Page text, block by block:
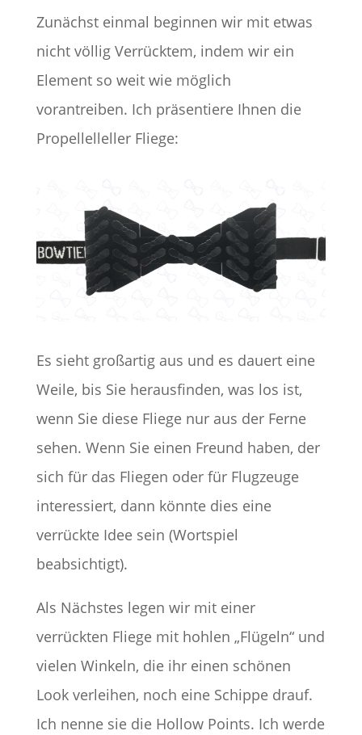
Zunächst einmal beginnen wir mit etwas
nicht völlig Verrücktem, indem wir ein
Element so weit wie möglich
vorantreiben. Ich präsentiere Ihnen die
Propellelleller Fliege:
Es sieht großartig aus und es dauert eine
Weile, bis Sie herausfinden, was los ist,
wenn Sie diese Fliege nur aus der Ferne
sehen. Wenn Sie einen Freund haben, der
sich für das Fliegen oder für Flugzeuge
interessiert, dann könnte dies eine
verrückte Idee sein (Wortspiel
beabsichtigt).
Als Nächstes legen wir mit einer
verrückten Fliege mit hohlen „Flügeln“ und
vielen Winkeln, die ihr einen schönen
Look verleihen, noch eine Schippe drauf.
Ich nenne sie die Hollow Points. Ich werde